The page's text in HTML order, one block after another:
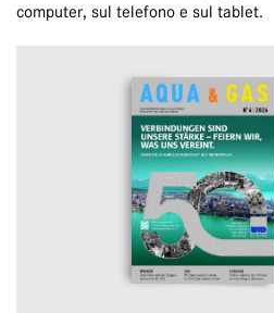
computer, sul telefono e sul tablet.